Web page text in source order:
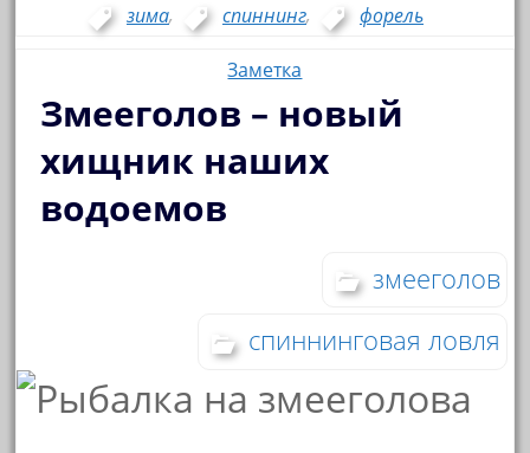
зима, спиннинг, форель
Заметка
Змееголов – новый
хищник наших
водоемов
змееголов
спиннинговая ловля